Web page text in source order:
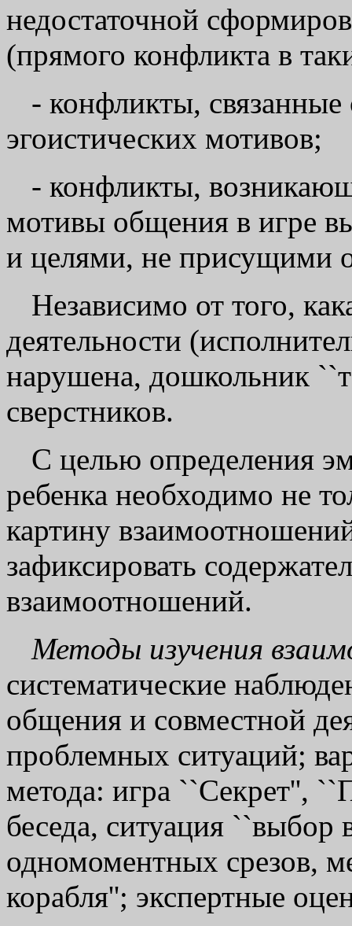
недостаточной
(прямого конфликта в
- конфликты, связанные
эгоистических мотивов;
- конфликты,
мотивы общения в игре
и целями, не присущими
Независимо от того,
деятельности
нарушена, дошкольник
сверстников.
С целью определения
ребенка необходимо не
картину
зафиксировать
взаимоотношений.
Методы изучения
систематические
общения и совместной
проблемных ситуаций;
метода: игра ``Секрет'',
беседа, ситуация ``выбор
одномоментных срезов,
корабля''; экспертные